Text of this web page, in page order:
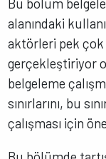
Bu bölüm
alanındaki
aktörleri pek çok
gerçekleştiriyor
belgeleme
sınırlarını, bu
çalışması için